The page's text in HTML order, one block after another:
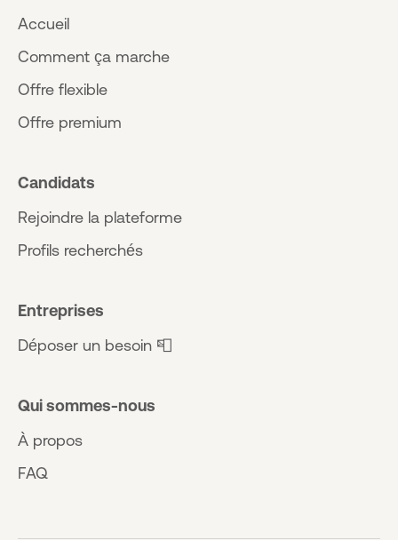
Accueil
Comment ça marche
Offre flexible
Offre premium
Candidats
Rejoindre la plateforme
Profils recherchés
Entreprises
Déposer un besoin 📮
Qui sommes-nous
À propos
FAQ